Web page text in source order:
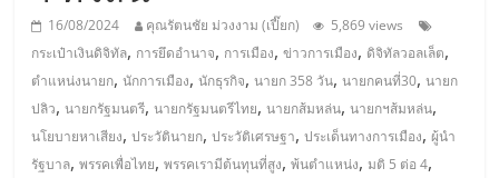
เอ
ส
เอ็
16/08/2024 คุณรัตนชัย ม่วงงาม (เปี๊ยก)
5,869 views
กระเป๋าเงินดิจิทัล, การยึดอำนาจ, การเมือง,ข่าวการเมือง, ดิจิทัลวอลเล็ต,
ตำแหน่งนายก,นักการเมือง,นักธุรกิจ,นายก 358 วัน,นายกคนที่30,นายก
ปลิว,นายกรัฐมนตรี,นายกรัฐมนตรีไทย,นายกส้มหล่น,นายกฯส้มหล่น,
นโยบายหาเสียง,ประวัตินายก,ประวัติเศรษฐา,ประเด็นทางการเมือง,ผู้นำ
รัฐบาล,พรรคเพื่อไทย,พรรคเรามีต้นทุนที่สูง,พ้นตำแหน่ง,มติ 5 ต่อ 4,